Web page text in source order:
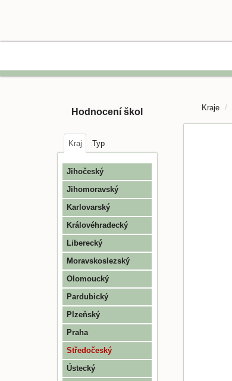
Hodnocení škol
Kraj Typ
Jihočeský
Jihomoravský
Karlovarský
Královéhradecký
Liberecký
Moravskoslezský
Olomoucký
Pardubický
Plzeňský
Praha
Středočeský
Ústecký
Kraje